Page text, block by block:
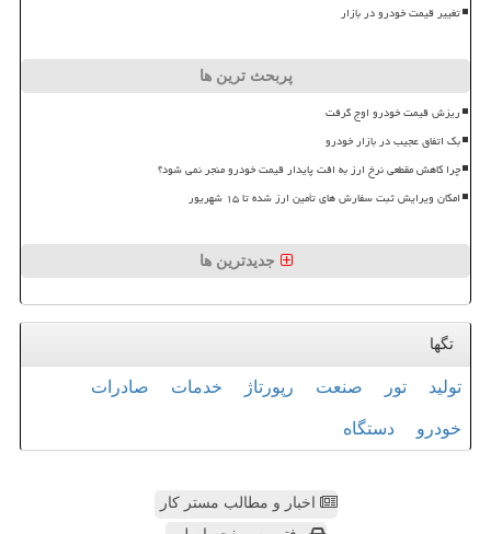
تغییر قیمت خودرو در بازار
پربحث ترین ها
ریزش قیمت خودرو اوج گرفت
بک اتفاق عجیب در بازار خودرو
چرا کاهش مقطعی نرخ ارز به افت پایدار قیمت خودرو منجر نمی شود؟
امکان ویرایش ثبت سفارش های تأمین ارز شده تا ۱۵ شهریور
جدیدترین ها
تگها
تولید تور صنعت رپورتاژ خدمات صادرات
خودرو دستگاه
اخبار و مطالب مستر کار